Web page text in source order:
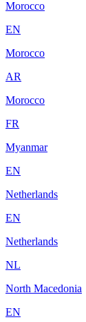
Morocco
EN
Morocco
AR
Morocco
FR
Myanmar
EN
Netherlands
EN
Netherlands
NL
North Macedonia
EN